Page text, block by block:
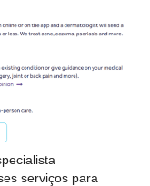
serviços para